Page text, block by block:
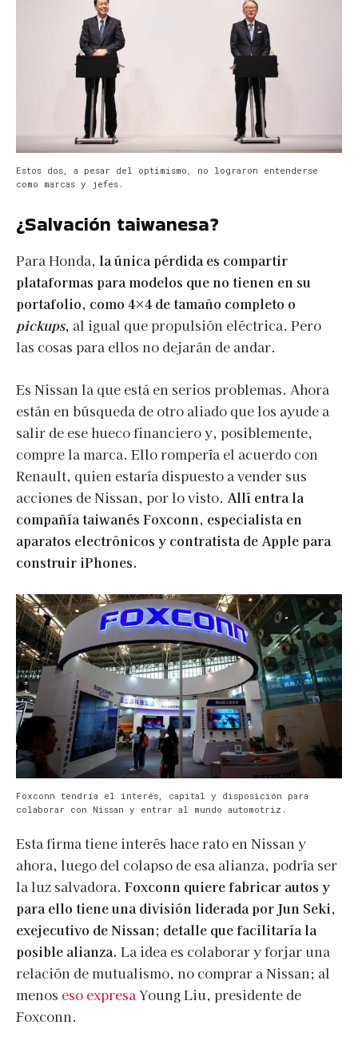
Estos dos, a pesar del optimismo, no lograron entenderse
como marcas y jefes.
¿Salvación taiwanesa?
Para Honda, la única pérdida es compartir
plataformas para modelos que no tienen en su
portafolio, como 4×4 de tamaño completo o
pickups, al igual que propulsión eléctrica. Pero
las cosas para ellos no dejarán de andar.
Es Nissan la que está en serios problemas. Ahora
están en búsqueda de otro aliado que los ayude a
salir de ese hueco financiero y, posiblemente,
compre la marca. Ello rompería el acuerdo con
Renault, quien estaría dispuesto a vender sus
acciones de Nissan, por lo visto. Allí entra la
compañía taiwanés Foxconn, especialista en
aparatos electrónicos y contratista de Apple para
construir iPhones.
Foxconn tendría el interés, capital y disposición para
colaborar con Nissan y entrar al mundo automotriz.
Esta firma tiene interés hace rato en Nissan y
ahora, luego del colapso de esa alianza, podría ser
la luz salvadora. Foxconn quiere fabricar autos y
para ello tiene una división liderada por Jun Seki,
exejecutivo de Nissan; detalle que facilitaría la
posible alianza. La idea es colaborar y forjar una
relación de mutualismo, no comprar a Nissan; al
menos eso expresaYoung Liu, presidente de
Foxconn.